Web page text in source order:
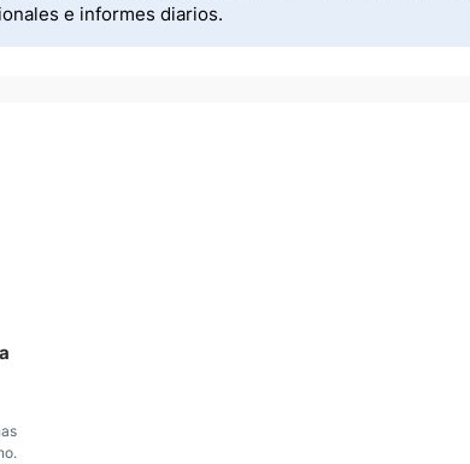
e informes diarios.